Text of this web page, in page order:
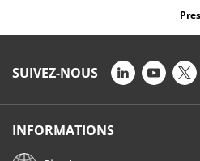
SUIVEZ-NOUS
INFORMATIONS